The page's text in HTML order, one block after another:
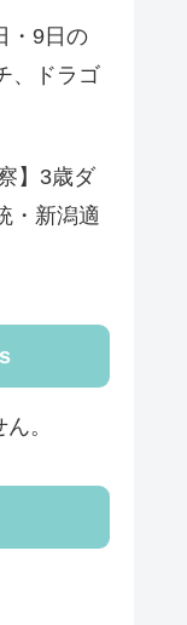
・9日の
、ドラゴ
】3歳ダ
・新潟適
。